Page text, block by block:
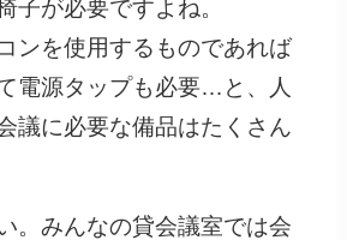
子が必要ですよね。
ンを使用するものであれば
電源タップも必要…と、人
議に必要な備品はたくさん
。みんなの貸会議室では会